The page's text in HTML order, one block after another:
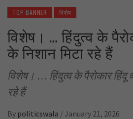
TOP BANNER विशेष
विशेष। … हिंदुत्व के
के निशान मिटा रहे हैं
विशेष। … हिंदुत्व के पैरोकार हिंदू
रहे हैं
By politicswala / January 21, 2026